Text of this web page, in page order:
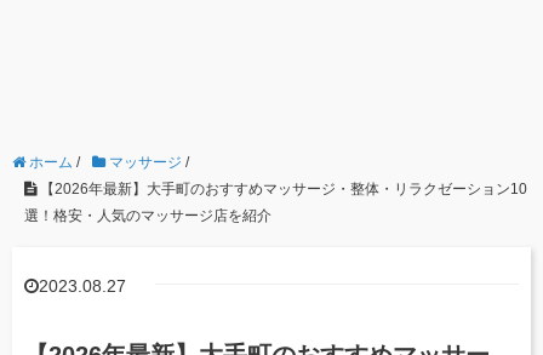
ホーム / マッサージ /
【2026年最新】大手町のおすすめマッサージ・整体・リラクゼーション10
選！格安・人気のマッサージ店を紹介
2023.08.27